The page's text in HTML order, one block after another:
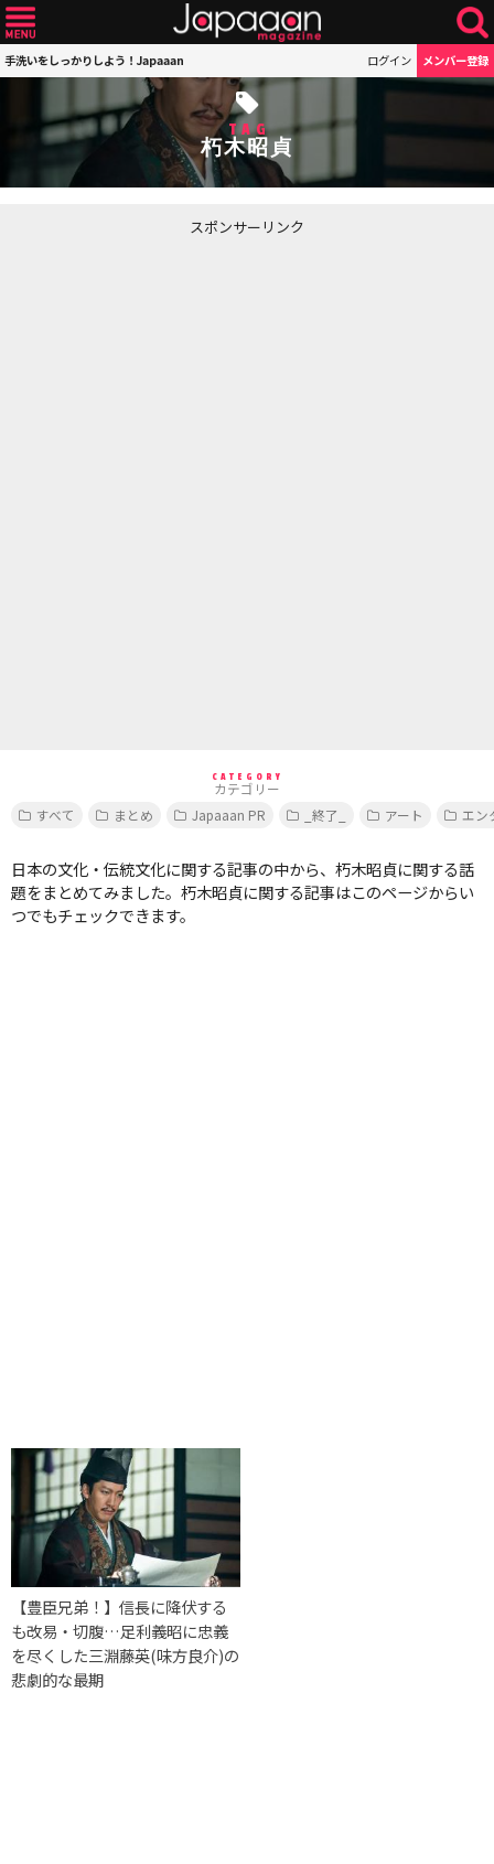
手洗いをしっかりしよう！Japaaan ログイン メンバー登録
TAG
朽木昭貞
スポンサーリンク
CATEGORY
カテゴリー
すべて
まとめ Japaaan PR _終了_ アート エン
日本の文化・伝統文化に関する記事の中から、朽木昭貞に関する話
題をまとめてみました。朽木昭貞に関する記事はこのページからい
つでもチェックできます。
【豊臣兄弟！】信長に降伏する
も改易・切腹…足利義昭に忠義
を尽くした三淵藤英(味方良介)の
悲劇的な最期